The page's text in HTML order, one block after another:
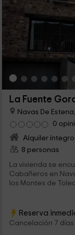
La Fuente
Navas De
0
Alquiler íntegro
8 personas
La vivienda se
Cabañeros en
los Montes de
Reserva
Cancelación 7